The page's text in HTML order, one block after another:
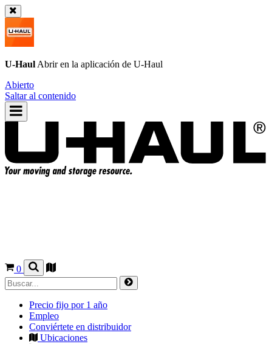
U-Haul Abrir en la aplicación de U-Haul
Abierto
Saltar al contenido
0
Precio fijo por 1 año
Empleo
Conviértete en distribuidor
Ubicaciones